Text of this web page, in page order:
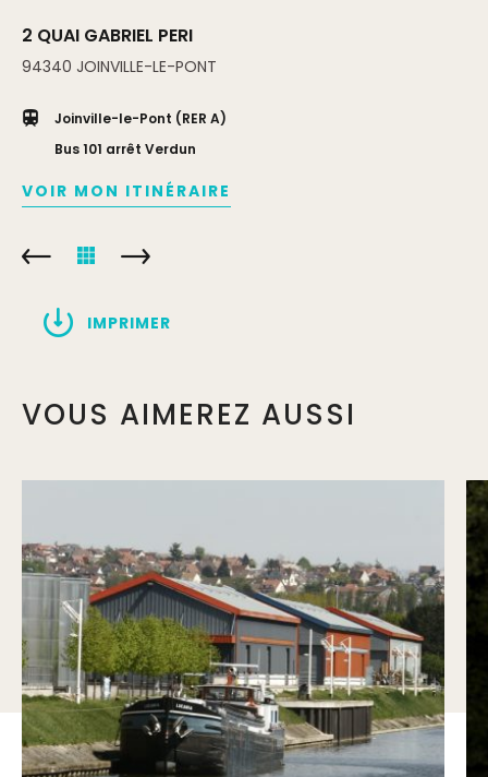
2 QUAI GABRIEL PERI
94340 JOINVILLE-LE-PONT
Joinville-le-Pont (RER A)
Bus 101 arrêt Verdun
VOIR MON ITINÉRAIRE
IMPRIMER
VOUS AIMEREZ AUSSI